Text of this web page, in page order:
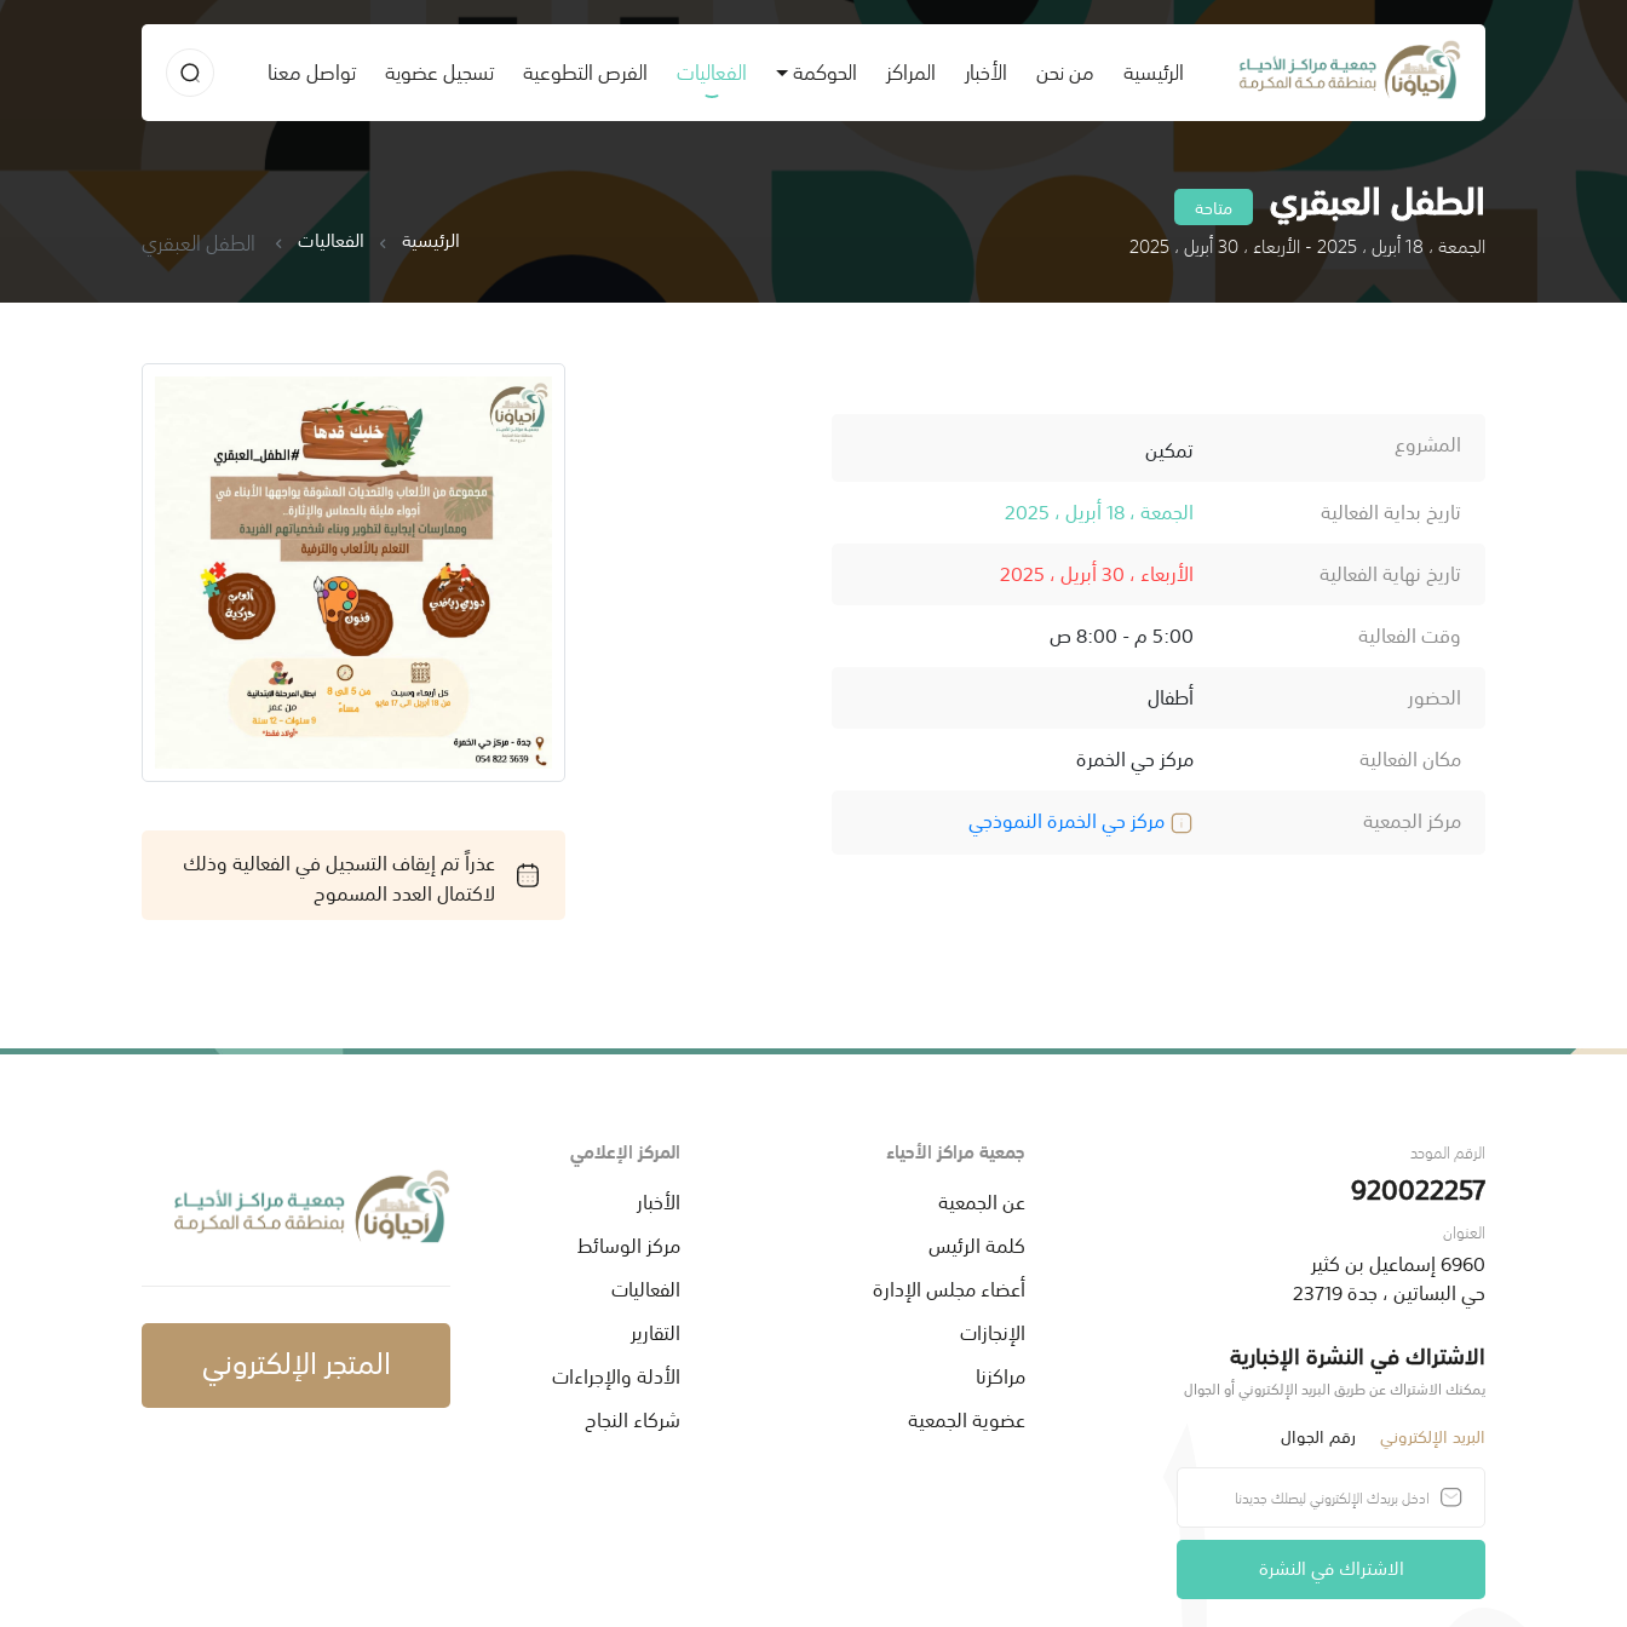
الرئيسية
(current) من نحن الأخبار المراكز الحوكمة الفعاليات الفرص التطوعية تسجيل عضوية تواصل معنا
الطفل العبقري متاحة
الجمعة ، 18 أبريل ، 2025 - الأربعاء ، 30 أبريل ، 2025 الرئيسية الفعاليات الطفل العبقري
المشروع
تمكين
تاريخ بداية الفعالية
الجمعة ، 18 أبريل ، 2025
تاريخ نهاية الفعالية
الأربعاء ، 30 أبريل ، 2025
وقت الفعالية
5:00 م - 8:00 ص
الحضور
أطفال
مكان الفعالية
مركز حي الخمرة
مركز الجمعية
مركز حي الخمرة النموذجي
عذراً تم إيقاف التسجيل في الفعالية وذلك
لاكتمال العدد المسموح
الرقم الموحد
920022257
العنوان
6960 إسماعيل بن كثير
حي البساتين ، جدة 23719
الاشتراك في النشرة الإخبارية
يمكنك الاشتراك عن طريق البريد الإلكتروني أو الجوال
البريد الإلكتروني رقم الجوال
الاشتراك في النشرة
جمعية مراكز الأحياء
عن الجمعية
كلمة الرئيس
أعضاء مجلس الإدارة
الإنجازات
مراكزنا
عضوية الجمعية
المركز الإعلامي
الأخبار
مركز الوسائط
الفعاليات
التقارير
الأدلة والإجراءات
شركاء النجاح
المتجر الإلكتروني